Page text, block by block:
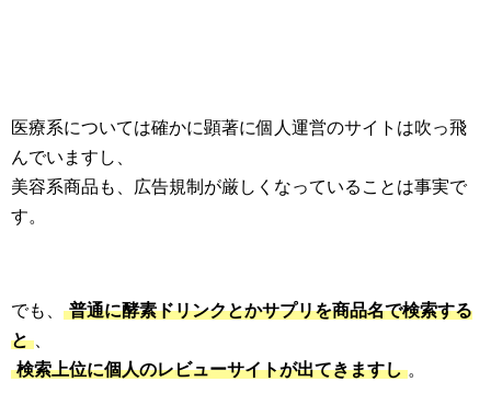
医療系については確かに顕著に個人運営のサイトは吹っ飛
んでいますし、
美容系商品も、広告規制が厳しくなっていることは事実で
す。
でも、
普通に酵素ドリンクとかサプリを商品名で検索する
と
検索上位に個人のレビューサイトが出てきますし 。